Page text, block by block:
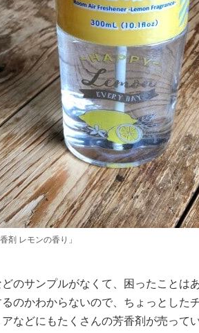
剤 レモンの香り」
のサンプルがなくて、困ったことは
のかわからないので、ちょっとした
などにもたくさんの芳香剤が売って